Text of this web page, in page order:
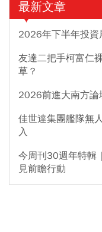
最新文章
2026年下半年投資
友達二把手柯富仁
草？
2026前進大南方論
佳世達集團艦隊無
入
今周刊30週年特輯
見前瞻行動